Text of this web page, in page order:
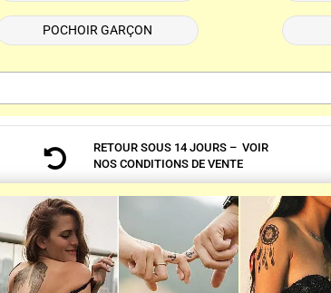
POCHOIR GARÇON

RETOUR SOUS 14 JOURS – VOIR
NOSCONDITIONS DE VENTE